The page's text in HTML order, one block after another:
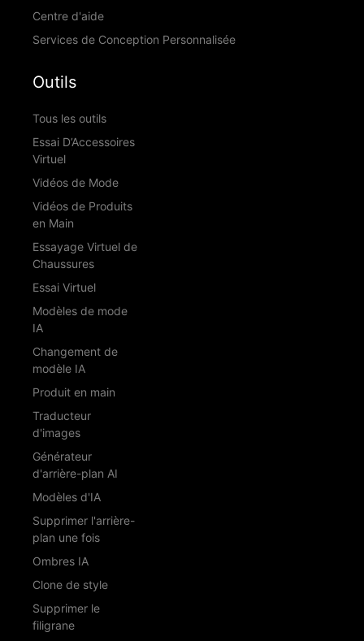
Centre d'aide
Services de Conception Personnalisée
Outils
Tous les outils
Essai D’Accessoires
Virtuel
Vidéos de Mode
Vidéos de Produits
en Main
Essayage Virtuel de
Chaussures
Essai Virtuel
Modèles de mode
IA
Changement de
modèle IA
Produit en main
Traducteur
d'images
Générateur
d'arrière-plan AI
Modèles d'IA
Supprimer l'arrière-
plan une fois
Ombres IA
Clone de style
Supprimer le
filigrane